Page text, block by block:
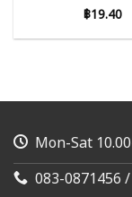
฿19.40
Mon-Sat
083-0871456